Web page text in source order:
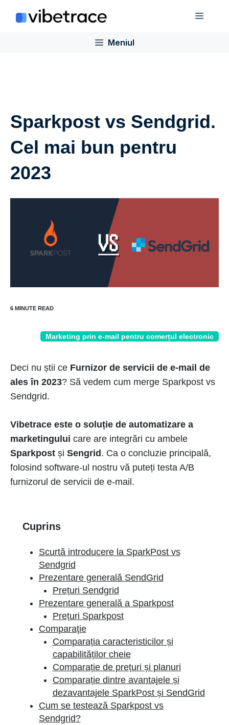
Meniul
Sparkpost vs Sendgrid.
Cel mai bun pentru
2023
Marketing prin e-mail pentru comerțul electronic
Deci nu știi ce Furnizor de servicii de e-mail de
ales în 2023? Să vedem cum merge Sparkpost vs
Sendgrid.
Vibetrace este o soluție de automatizare a
marketingului care are integrări cu ambele
Sparkpost și Sengrid. Ca o concluzie principală,
folosind software-ul nostru vă puteți testa A/B
furnizorul de servicii de e-mail.
Cuprins
Scurtă introducere la SparkPost vs
Sendgrid
Prezentare generală SendGrid
Prețuri Sendgrid
Prezentare generală a Sparkpost
Prețuri Sparkpost
Comparaţie
Comparația caracteristicilor și
capabilităților cheie
Comparație de prețuri și planuri
Comparație dintre avantajele și
dezavantajele SparkPost și SendGrid
Cum se testează Sparkpost vs
Sendgrid?